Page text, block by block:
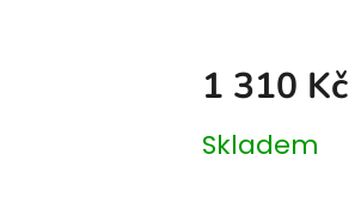
1 310 Kč
cena:
Skladem